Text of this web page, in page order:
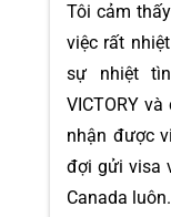
Tôi cảm
việc rất
sự nhiệt
VICTORY
nhận được
đợi gửi visa
Canada